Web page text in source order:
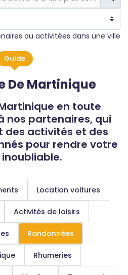
ou activitées dans une ville
Guide
De Martinique
en toute
nos partenaires, qui
des activités et des
pour rendre votre
Location voitures
Activités de loisirs
Randonnées
Rhumeries